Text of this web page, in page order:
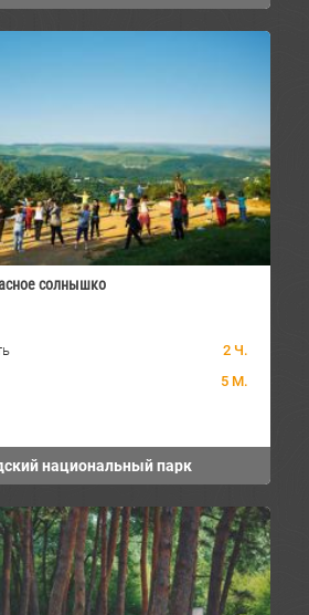
солнышко
2 Ч.
5 М.
национальный парк